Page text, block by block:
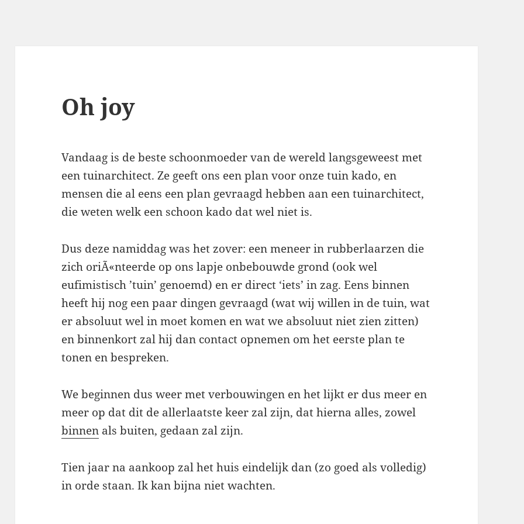
Oh joy
Vandaag is de beste schoonmoeder van de wereld langsgeweest met
een tuinarchitect. Ze geeft ons een plan voor onze tuin kado, en
mensen die al eens een plan gevraagd hebben aan een tuinarchitect,
die weten welk een schoon kado dat wel niet is.
Dus deze namiddag was het zover: een meneer in rubberlaarzen die
zich oriÃ«nteerde op ons lapje onbebouwde grond (ook wel
eufimistisch ’tuin’ genoemd) en er direct ‘iets’ in zag. Eens binnen
heeft hij nog een paar dingen gevraagd (wat wij willen in de tuin, wat
er absoluut wel in moet komen en wat we absoluut niet zien zitten)
en binnenkort zal hij dan contact opnemen om het eerste plan te
tonen en bespreken.
We beginnen dus weer met verbouwingen en het lijkt er dus meer en
meer op dat dit de allerlaatste keer zal zijn, dat hierna alles, zowel
binnen als buiten, gedaan zal zijn.
Tien jaar na aankoop zal het huis eindelijk dan (zo goed als volledig)
in orde staan. Ik kan bijna niet wachten.